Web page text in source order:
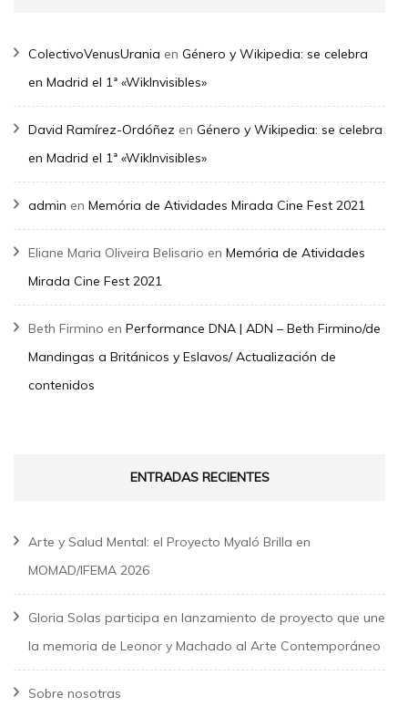
ColectivoVenusUrania en Género y Wikipedia: se celebra
en Madrid el 1ª «WikInvisibles»
David Ramírez-Ordóñez en Género y Wikipedia: se celebra
en Madrid el 1ª «WikInvisibles»
admin en Memória de Atividades Mirada Cine Fest 2021
Eliane Maria Oliveira Belisario en Memória de Atividades
Mirada Cine Fest 2021
Beth Firmino en Performance DNA | ADN – Beth Firmino/de
Mandingas a Británicos y Eslavos/ Actualización de
contenidos
ENTRADAS RECIENTES
Arte y Salud Mental: el Proyecto Myaló Brilla en
MOMAD/IFEMA 2026
Gloria Solas participa en lanzamiento de proyecto que une
la memoria de Leonor y Machado al Arte Contemporáneo
Sobre nosotras